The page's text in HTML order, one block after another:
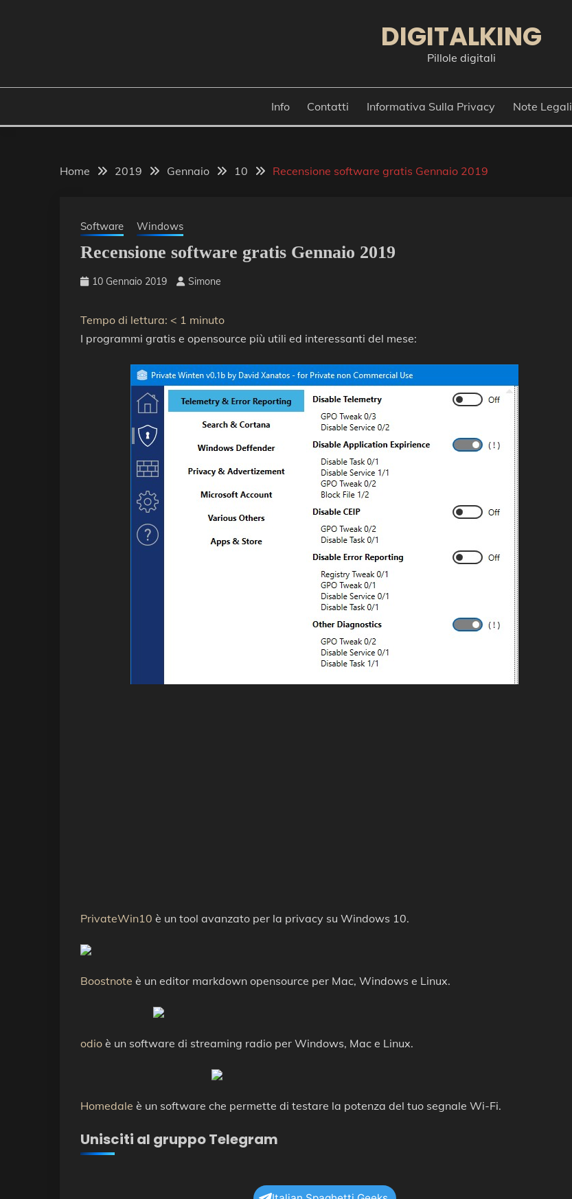
DIGITALKING
Pillole digitali
Info Contatti Informativa Sulla Privacy Note Legali
Home 2019 Gennaio 10 Recensione software gratis Gennaio 2019
Software Windows
Recensione software gratis Gennaio 2019
10 Gennaio 2019 Simone
Tempo di lettura: < 1 minuto
I programmi gratis e opensource più utili ed interessanti del mese:
PrivateWin10 è un tool avanzato per la privacy su Windows 10.
Boostnote è un editor markdown opensource per Mac, Windows e Linux.
odio è un software di streaming radio per Windows, Mac e Linux.
Homedale è un software che permette di testare la potenza del tuo segnale Wi-Fi.
Unisciti al gruppo Telegram